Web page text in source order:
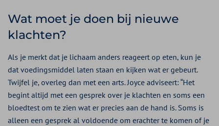
Wat moet je doen bij nieuwe
klachten?
Als je merkt dat je lichaam anders reageert op eten, kun je
dat voedingsmiddel laten staan en kijken wat er gebeurt.
Twijfel je, overleg dan met een arts. Joyce adviseert: “Het
begint altijd met een gesprek over je klachten en soms een
bloedtest om te zien wat er precies aan de hand is. Soms is
alleen een gesprek al voldoende om erachter te komen of je